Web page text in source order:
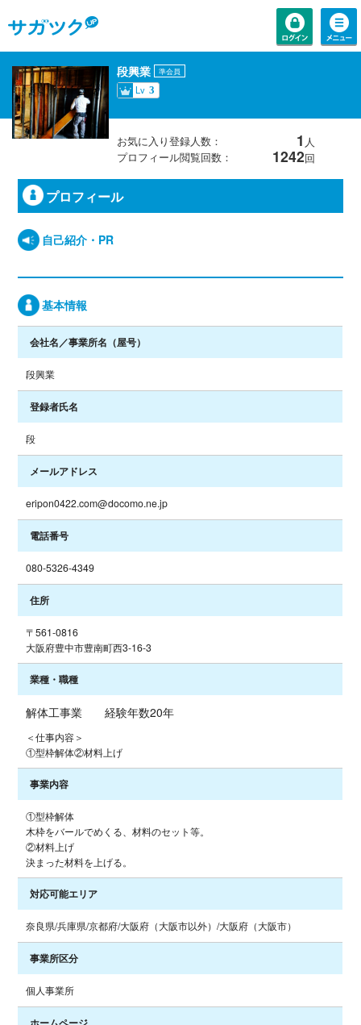
段興業 準会員
Lv 3
お気に入り登録人数： 1 人
プロフィール閲覧回数：
1242回
プロフィール
自己紹介・PR
基本情報
会社名／事業所名 （屋号）
段興業
登録者氏名
段
メールアドレス
eripon0422.com@docomo.ne.jp
電話番号
080-5326-4349
住所
〒561-0816
大阪府豊中市豊南町西3-16-3
業種・職種
解体工事業 経験年数20年
＜仕事内容＞
①型枠解体②材料上げ
事業内容
①型枠解体
木枠をバールでめくる、材料のセット等。
②材料上げ
決まった材料を上げる。
対応可能エリア
奈良県/兵庫県/京都府/大阪府（大阪市以外）/大阪府（大阪市）
事業所区分
個人事業所